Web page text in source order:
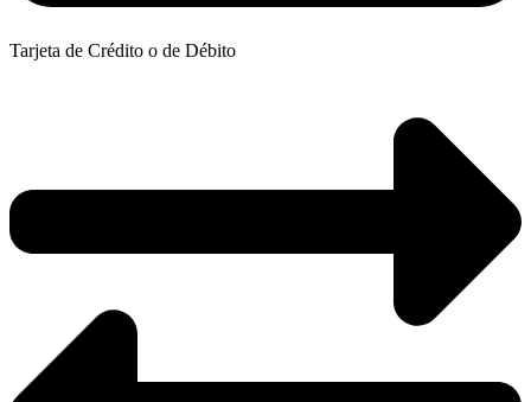
Tarjeta de Crédito o de Débito